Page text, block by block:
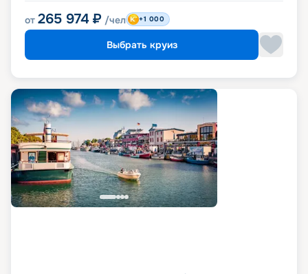
от 265 974 ₽ /чел +1 000
Выбрать круиз